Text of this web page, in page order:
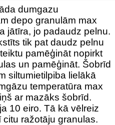
dumgazu
depo granulām max
jātīra, jo padaudz pelnu.
tik pat daudz pelnu
pamēģināt nopirkt
un pamēģināt. Šobrīd
siltumietilpiba lielākā
temperatūra max
ar mazāks šobrīd.
10 eiro. Tā kā vēlreiz
ražotāju granulas.